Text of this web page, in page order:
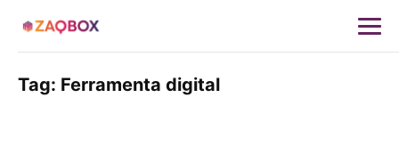
Tag: Ferramenta digital